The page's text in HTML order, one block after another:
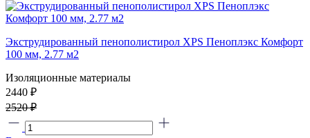
Экструдированный пенополистирол XPS Пеноплэкс Комфорт
100 мм, 2.77 м2
Изоляционные материалы
2440 ₽
2520 ₽